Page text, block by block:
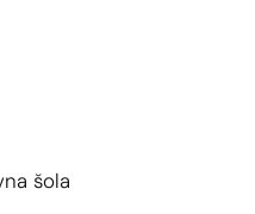
šola